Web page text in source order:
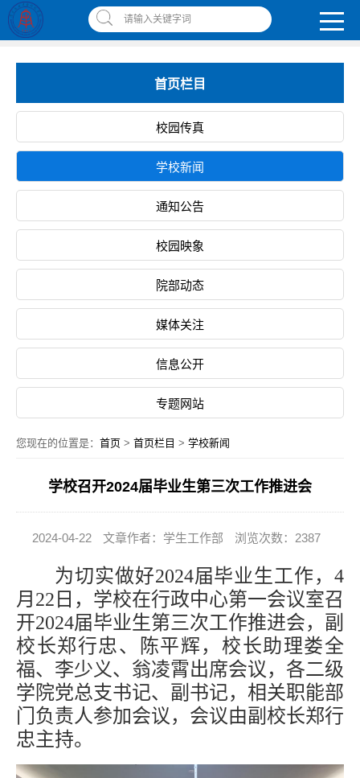
南昌应用技术师范学院，助你圆梦!
| 网上缴费平台 违反师德师风举报信箱
请输入关键字词
首页栏目
校园传真
学校新闻
通知公告
校园映象
院部动态
媒体关注
信息公开
专题网站
您现在的位置是： 首页 > 首页栏目 > 学校新闻
学校召开2024届毕业生第三次工作推进会
2024-04-22 文章作者：学生工作部 浏览次数：2387
为切实做好2024届毕业生工作，4
月22日，学校在行政中心第一会议室召
开2024届毕业生第三次工作推进会，副
校长郑行忠、陈平辉，校长助理娄全
福、李少义、翁凌霄出席会议，各二级
学院党总支书记、副书记，相关职能部
门负责人参加会议，会议由副校长郑行
忠主持。